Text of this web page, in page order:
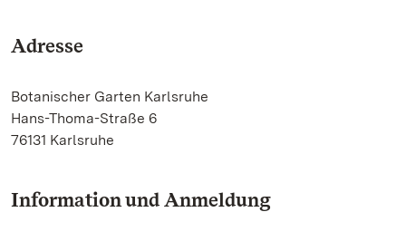
Adresse
Botanischer Garten Karlsruhe
Hans-Thoma-Straße 6
76131 Karlsruhe
Information und Anmeldung